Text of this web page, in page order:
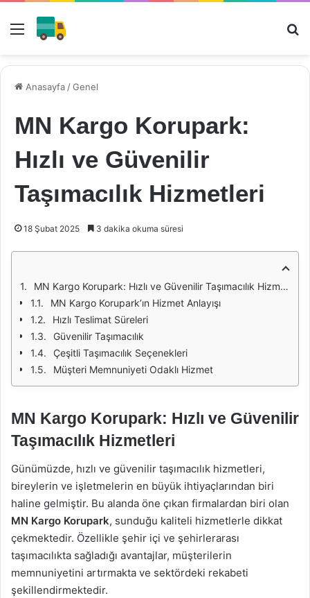
Menü
Anasayfa /Genel
MN Kargo Korupark:
Hızlı ve Güvenilir
Taşımacılık Hizmetleri
18 Şubat 2025 3 dakika okuma süresi
MN Kargo Korupark: Hızlı ve Güvenilir Taşımacılık Hizmetleri
MN Kargo Korupark’ın Hizmet Anlayışı
Hızlı Teslimat Süreleri
Güvenilir Taşımacılık
Çeşitli Taşımacılık Seçenekleri
Müşteri Memnuniyeti Odaklı Hizmet
MN Kargo Korupark: Hızlı ve Güvenilir
Taşımacılık Hizmetleri
Günümüzde, hızlı ve güvenilir taşımacılık hizmetleri,
bireylerin ve işletmelerin en büyük ihtiyaçlarından biri
haline gelmiştir. Bu alanda öne çıkan firmalardan biri olan
MN Kargo Korupark, sunduğu kaliteli hizmetlerle dikkat
çekmektedir. Özellikle şehir içi ve şehirlerarası
taşımacılıkta sağladığı avantajlar, müşterilerin
memnuniyetini artırmakta ve sektördeki rekabeti
şekillendirmektedir.